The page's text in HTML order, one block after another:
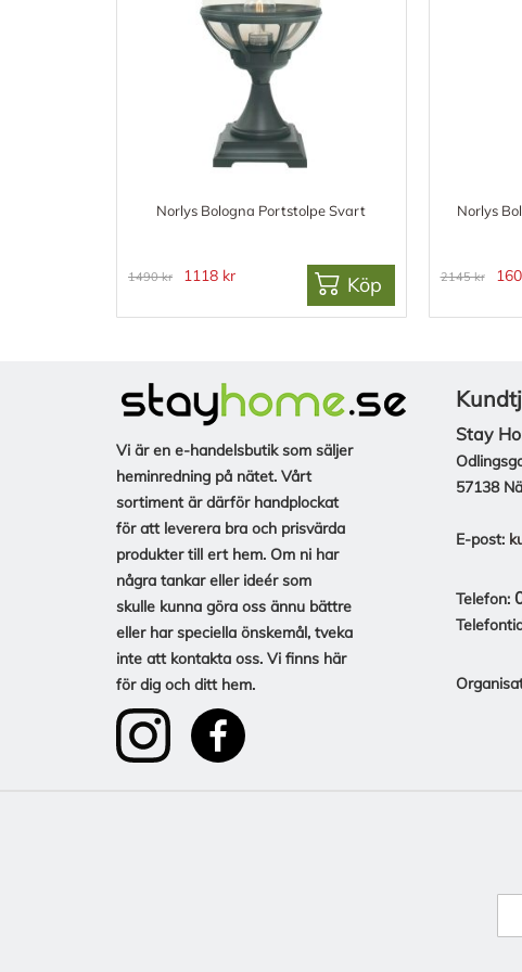
Norlys Bologna Portstolpe Svart
1490 kr 1118 kr Köp
Norlys
2145 kr
Vi är en e-handelsbutik som säljer
heminredning på nätet. Vårt
sortiment är därför handplockat
för att leverera bra och prisvärda
produkter till ert hem. Om ni har
några tankar eller ideér som
skulle kunna göra oss ännu bättre
eller har speciella önskemål, tveka
inte att kontakta oss. Vi finns här
för dig och ditt hem.
Stay
57138
E-post:
Telefon: